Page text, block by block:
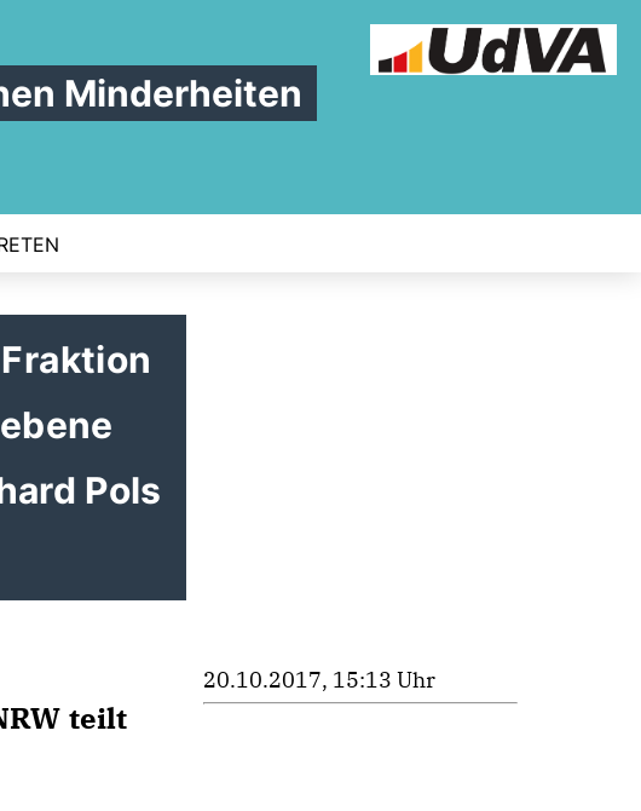
Minderheiten
Pols
teilt
20.10.2017, 15:13 Uhr